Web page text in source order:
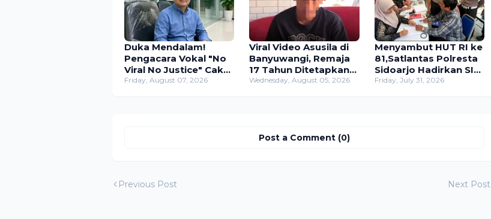
Duka Mendalam!
Pengacara Vokal "No
Viral No Justice" Cak
Sholeh Berpulang,
Friday, August 07, 2026
Viral Video Asusila di
Banyuwangi, Remaja
17 Tahun Ditetapkan
Tersangka
Wednesday, August 05, 2026
Menyambut HUT RI ke
81,Satlantas Polresta
Sidoarjo Hadirkan SIM
Keliling 24 Jam
Friday, July 31, 2026
Post a Comment (0)
Previous Post Next Post